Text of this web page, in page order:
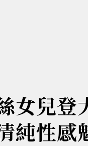
女兒
純性感